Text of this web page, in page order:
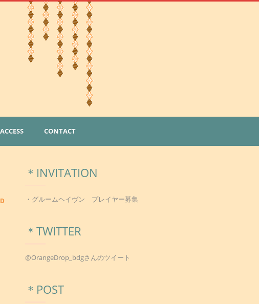
ACCESS CONTACT
＊INVITATION
・グルームヘイヴン プレイヤー募集
＊TWITTER
@OrangeDrop_bdgさんのツイート
＊POST